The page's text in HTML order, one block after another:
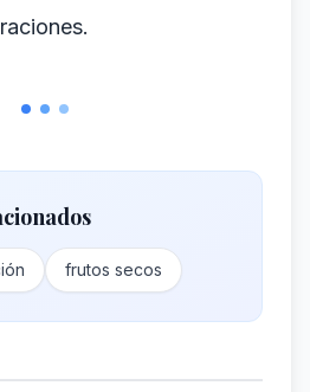
frutos secos